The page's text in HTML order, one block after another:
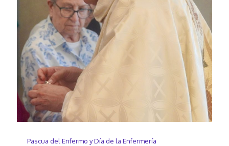
Pascua del Enfermo y Día de la Enfermería